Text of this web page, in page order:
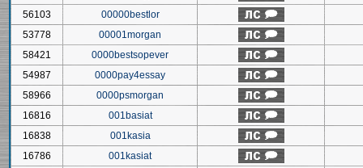
56103
00000bestlor
53778
00001morgan
58421
0000bestsopever
54987
0000pay4essay
58966
0000psmorgan
16816
001basiat
16838
001kasia
16786
001kasiat